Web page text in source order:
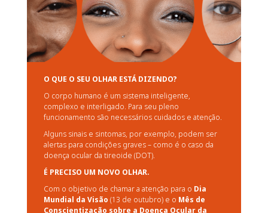
O QUE O SEU OLHAR ESTÁ DIZENDO?
O corpo humano é um sistema inteligente,
complexo e interligado. Para seu pleno
funcionamento são necessários cuidados e atenção.
Alguns sinais e sintomas, por exemplo, podem ser
alertas para condições graves – como é o caso da
doença ocular da tireoide (DOT).
É PRECISO UM NOVO OLHAR.
Com o objetivo de chamar a atenção para o Dia
Mundial da Visão (13 de outubro) e o Mês de
Conscientização sobre a Doença Ocular da